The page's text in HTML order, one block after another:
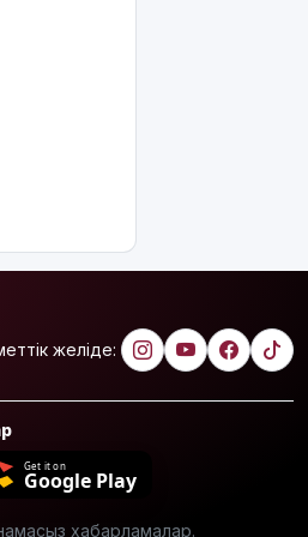
желіде:
Get it on
Google Play
хабарламалар.